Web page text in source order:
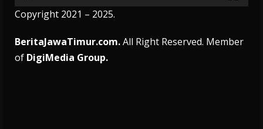
Copyright 2021 – 2025.
BeritaJawaTimur.com.All Right Reserved. Member
of DigiMedia Group.